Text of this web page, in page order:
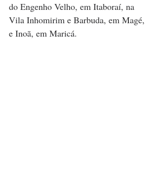
do Engenho Velho, em Itaboraí, na
Vila Inhomirim e Barbuda, em Magé,
e Inoã, em Maricá.